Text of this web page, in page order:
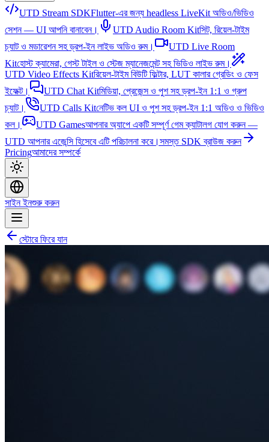
UTD Stream SDKFlutter-এর জন্য headless LiveKit অডিও/ভিডিও
সেশন — UI আপনি বানাবেন।
UTD Audio Room Kitসিট, রিয়েল-টাইম
চ্যাট ও মডারেশন সহ ড্রপ-ইন লাইভ অডিও রুম।
UTD Live Room
Kitহোস্ট ক্যামেরা, গেস্ট টাইল ও স্টেজ ম্যানেজমেন্ট সহ ভিডিও লাইভ রুম।
UTD Video Effects Kitরিয়েল-টাইম বিউটি ফিল্টার, LUT কালার গ্রেডিং ও ফেস
ইফেক্ট।
UTD Chat Kitমিডিয়া, প্রেজেন্স ও পুশ সহ ড্রপ-ইন 1:1 ও গ্রুপ
চ্যাট।
UTD Calls Kitনেটিভ কল UI ও পুশ সহ ড্রপ-ইন 1:1 অডিও ও ভিডিও
কল।
UTD Gamesআপনার অ্যাপে একটি সম্পূর্ণ গেম ক্যাটালগ যোগ করুন —
UTD আপনার এজেন্সি হিসেবে এটি পরিচালনা করে। সমস্ত SDK ব্রাউজ করুন
Pricingআমাদের সম্পর্কে
সাইন ইনশুরু করুন
স্টোরে ফিরে যান